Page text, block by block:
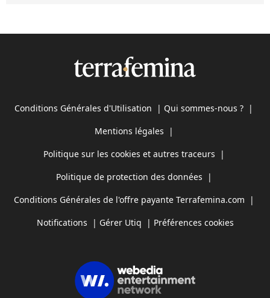
Conditions Générales d'Utilisation | Qui sommes-nous ? |
Mentions légales |
Politique sur les cookies et autres traceurs |
Politique de protection des données |
Conditions Générales de l'offre payante Terrafemina.com |
Notifications | Gérer Utiq | Préférences cookies